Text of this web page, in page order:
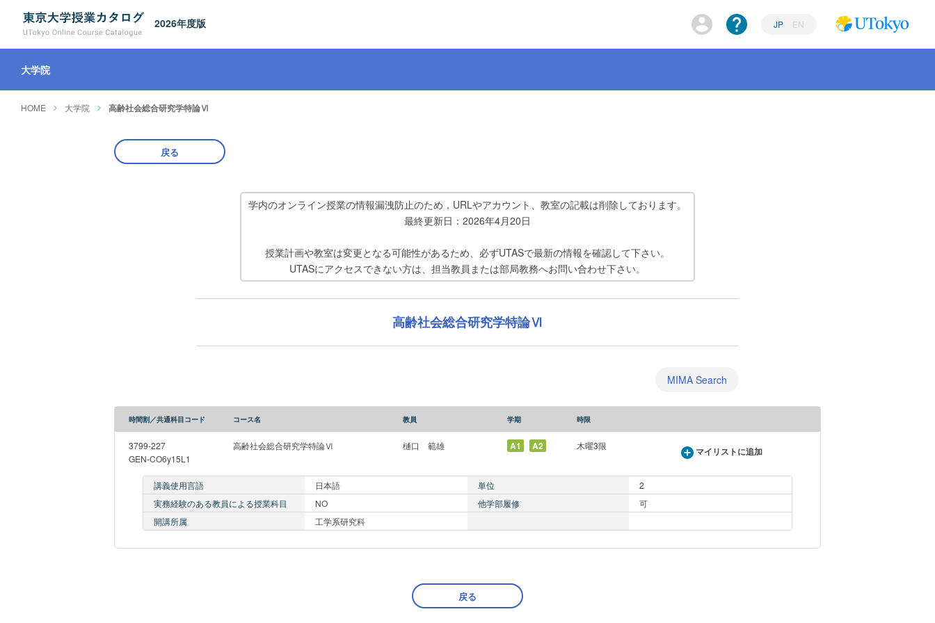
2026年度版 JP EN
大学院
HOME 大学院 高齢社会総合研究学特論Ⅵ
戻る
学内のオンライン授業の情報漏洩防止のため，URLやアカウント、教室の記載は削除しております。
最終更新日：2026年4月20日
授業計画や教室は変更となる可能性があるため、必ずUTASで最新の情報を確認して下さい。
UTASにアクセスできない方は、担当教員または部局教務へお問い合わせ下さい。
高齢社会総合研究学特論Ⅵ
MIMA Search
時間割／共通科目コード コース名 教員 学期 時限
3799-227
GEN-CO6y15L1
高齢社会総合研究学特論Ⅵ 樋口 範雄 A1 A2 木曜3限 マイリストに追加
講義使用言語 日本語 単位
2
実務経験のある教員による授業科目
NO 他学部履修
可
開講所属
工学系研究科
戻る